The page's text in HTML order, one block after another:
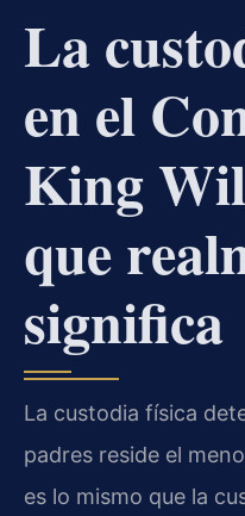
La
en el
King
que
significa
La custodia física
padres reside el
es lo mismo que la